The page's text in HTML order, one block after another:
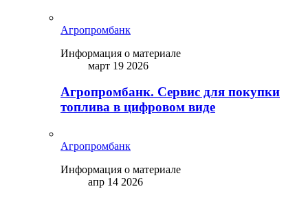
Агропромбанк
Информация о материале
март 19 2026
Агропромбанк. Сервис для покупки
топлива в цифровом виде
Агропромбанк
Информация о материале
апр 14 2026